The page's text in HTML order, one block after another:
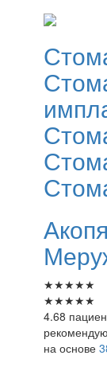
★★★★★
★★★★★
4.68
на основе